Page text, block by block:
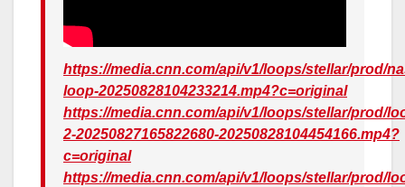
https://media.cnn.com/api/v1/loops/stellar/prod/
loop-20250828104233214.mp4?c=original
https://media.cnn.com/api/v1/loops/stellar/prod/
2-20250827165822680-20250828104454166.mp4?
c=original
https://media.cnn.com/api/v1/loops/stellar/prod/